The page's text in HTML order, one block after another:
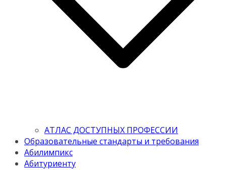
АТЛАС ДОСТУПНЫХ ПРОФЕССИИ
Образовательные стандарты и требования
Абилимпикс
Абитуриенту